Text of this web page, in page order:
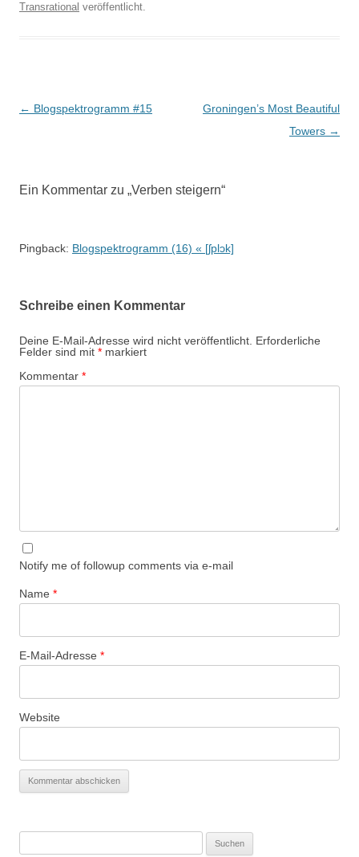
Transrational veröffentlicht.
Beitragsnavigation
← Blogspektrogramm #15
Groningen’s Most Beautiful
Towers →
Ein Kommentar zu „Verben steigern“
Pingback: Blogspektrogramm (16) « [ʃplɔk]
Schreibe einen Kommentar
Deine E-Mail-Adresse wird nicht veröffentlicht. Erforderliche
Felder sind mit * markiert
Kommentar *
Notify me of followup comments via e-mail
Name *
E-Mail-Adresse *
Website